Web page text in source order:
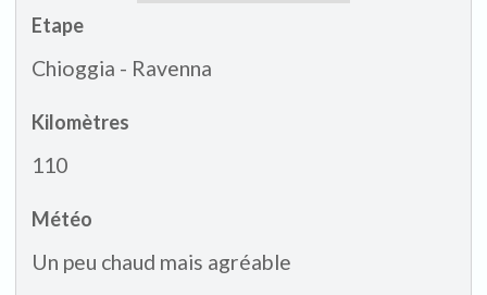
Etape
Chioggia - Ravenna
Kilomètres
110
Météo
Un peu chaud mais agréable